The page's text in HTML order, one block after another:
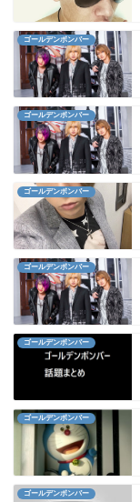
ゴールデンボンバー
ゴールデンボンバー
ゴールデンボンバー
ゴールデンボンバー
ゴールデンボンバー
ゴールデンボンバー
ゴールデンボンバー